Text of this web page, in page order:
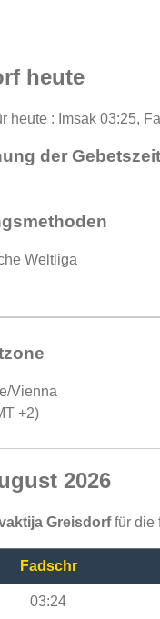
heute
heute : Imsak 03:25,
der Gebetszeit
Weltliga
Vienna
+2)
2026
Greisdorffür die
Fadschr
03:24